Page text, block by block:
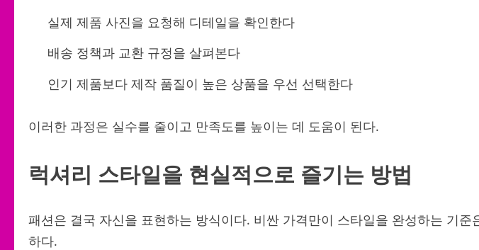
실제 제품 사진을 요청해 디테일을 확인한다
배송 정책과 교환 규정을 살펴본다
인기 제품보다 제작 품질이 높은 상품을 우선 선택한다
이러한 과정은 실수를 줄이고 만족도를 높이는 데 도움이 된다.
럭셔리 스타일을 현실적으로 즐기는 방법
패션은 결국 자신을 표현하는 방식이다. 비싼 가격만이 스타일을 완성하는 기
하다.